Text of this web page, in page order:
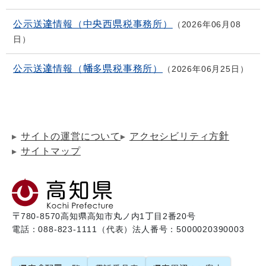
公示送達情報（中央西県税事務所）
2026年06月08
日
公示送達情報（幡多県税事務所） 2026年06月25日
サイトの運営について
アクセシビリティ方針
サイトマップ
〒780-8570高知県高知市丸ノ内1丁目2番20号
電話：088-823-1111（代表）法人番号：5000020390003